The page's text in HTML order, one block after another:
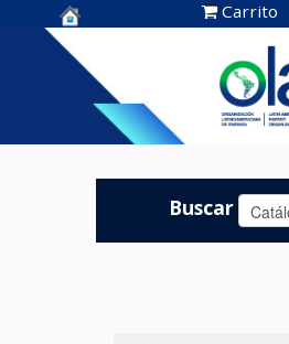
Centro de
Documentación
OLADE -
Carrito
Buscar